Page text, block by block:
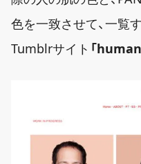
色を一致させて、一覧
Tumblrサイト 「